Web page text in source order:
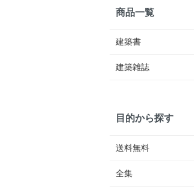
商品一覧
建築書
建築雑誌
目的から探す
送料無料
全集